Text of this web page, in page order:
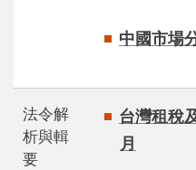
中國市場
法令解
析與輯
要
台灣租稅
月